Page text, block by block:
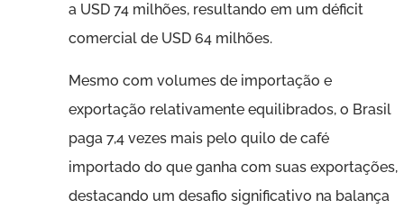
a USD 74 milhões, resultando em um déficit
comercial de USD 64 milhões.
Mesmo com volumes de importação e
exportação relativamente equilibrados, o Brasil
paga 7,4 vezes mais pelo quilo de café
importado do que ganha com suas exportações,
destacando um desafio significativo na balança